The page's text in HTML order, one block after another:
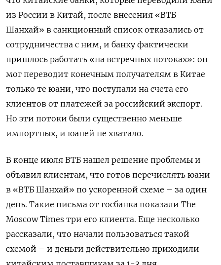
из России в Китай, после внесения «ВТБ
Шанхай» в санкционный список отказались от
сотрудничества с ним, и банку фактически
пришлось работать «на встречных потоках»: он
мог переводит конечным получателям в Китае
только те юани, что поступали на счета его
клиентов от платежей за российский экспорт.
Но эти потоки были существенно меньше
импортных, и юаней не хватало.
В конце июля ВТБ нашел решение проблемы и
объявил клиентам, что готов перечислять юани
в «ВТБ Шанхай» по ускоренной схеме – за один
день. Такие письма от госбанка показали The
Moscow Times три его клиента. Еще несколько
рассказали, что начали пользоваться такой
схемой – и деньги действительно приходили